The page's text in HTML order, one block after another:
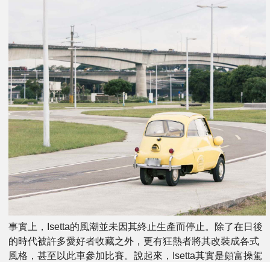
事實上，Isetta的風潮並未因其終止生產而停止。除了在日後
的時代被許多愛好者收藏之外，更有狂熱者將其改裝成各式
風格，甚至以此車參加比賽。說起來，Isetta其實是頗富操駕